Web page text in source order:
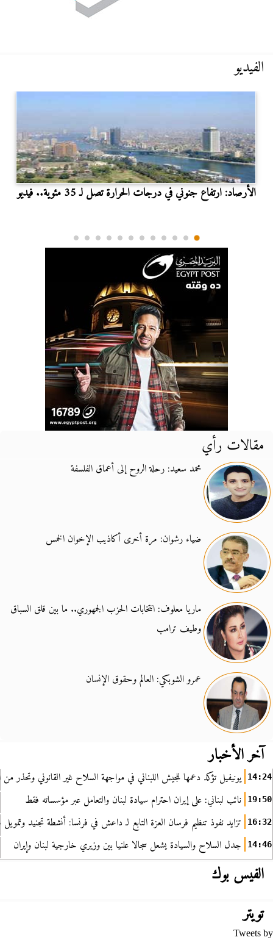
الفيديو
الأرصاد: ارتفاع جنوني في درجات الحرارة تصل لـ 35 مئوية.. فيديو
مقالات رأي
محمد سعيد: رحلة الروح إلى أعماق الفلسفة
ضياء رشوان: مرة أخرى أكاذيب الإخوان الخمس
ماريا معلوف: انتخابات الحزب الجمهوري.. ما بين قلق السباق
وطيف ترامب
عمرو الشوبكي: العالم وحقوق الإنسان
آخر الأخبار
14:24 يونيفيل تؤكد دعمها للجيش اللبناني في مواجهة السلاح غير القانوني وتحذر من
19:50 نائب لبناني: على إيران احترام سيادة لبنان والتعامل عبر مؤسساته فقط
16:32 تزايد نفوذ تنظيم فرسان العزة التابع لـ داعش في فرنسا: أنشطة تجنيد
14:46 جدل السلاح والسيادة يشعل سجالا علنيا بين وزيري خارجية لبنان وإيران
الفيس بوك
تويتر
Tweets by